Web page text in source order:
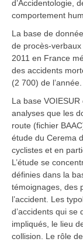
d’Accidentologie,
comportement
La base de
de procès-
2011 en France
des accidents
(2 700) de l’année.
La base
analyses que les
route (fichier
étude du Cerema
cyclistes et en
L’étude se
définies dans la
témoignages, des
l’accident. Les
d’accidents qui se
impliqués, le lieu
collision. Le rôle